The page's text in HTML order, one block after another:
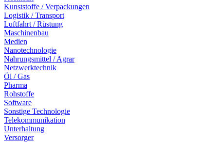
Kunststoffe / Verpackungen
Logistik / Transport
Luftfahrt / Rüstung
Maschinenbau
Medien
Nanotechnologie
Nahrungsmittel / Agrar
Netzwerktechnik
Öl / Gas
Pharma
Rohstoffe
Software
Sonstige Technologie
Telekommunikation
Unterhaltung
Versorger